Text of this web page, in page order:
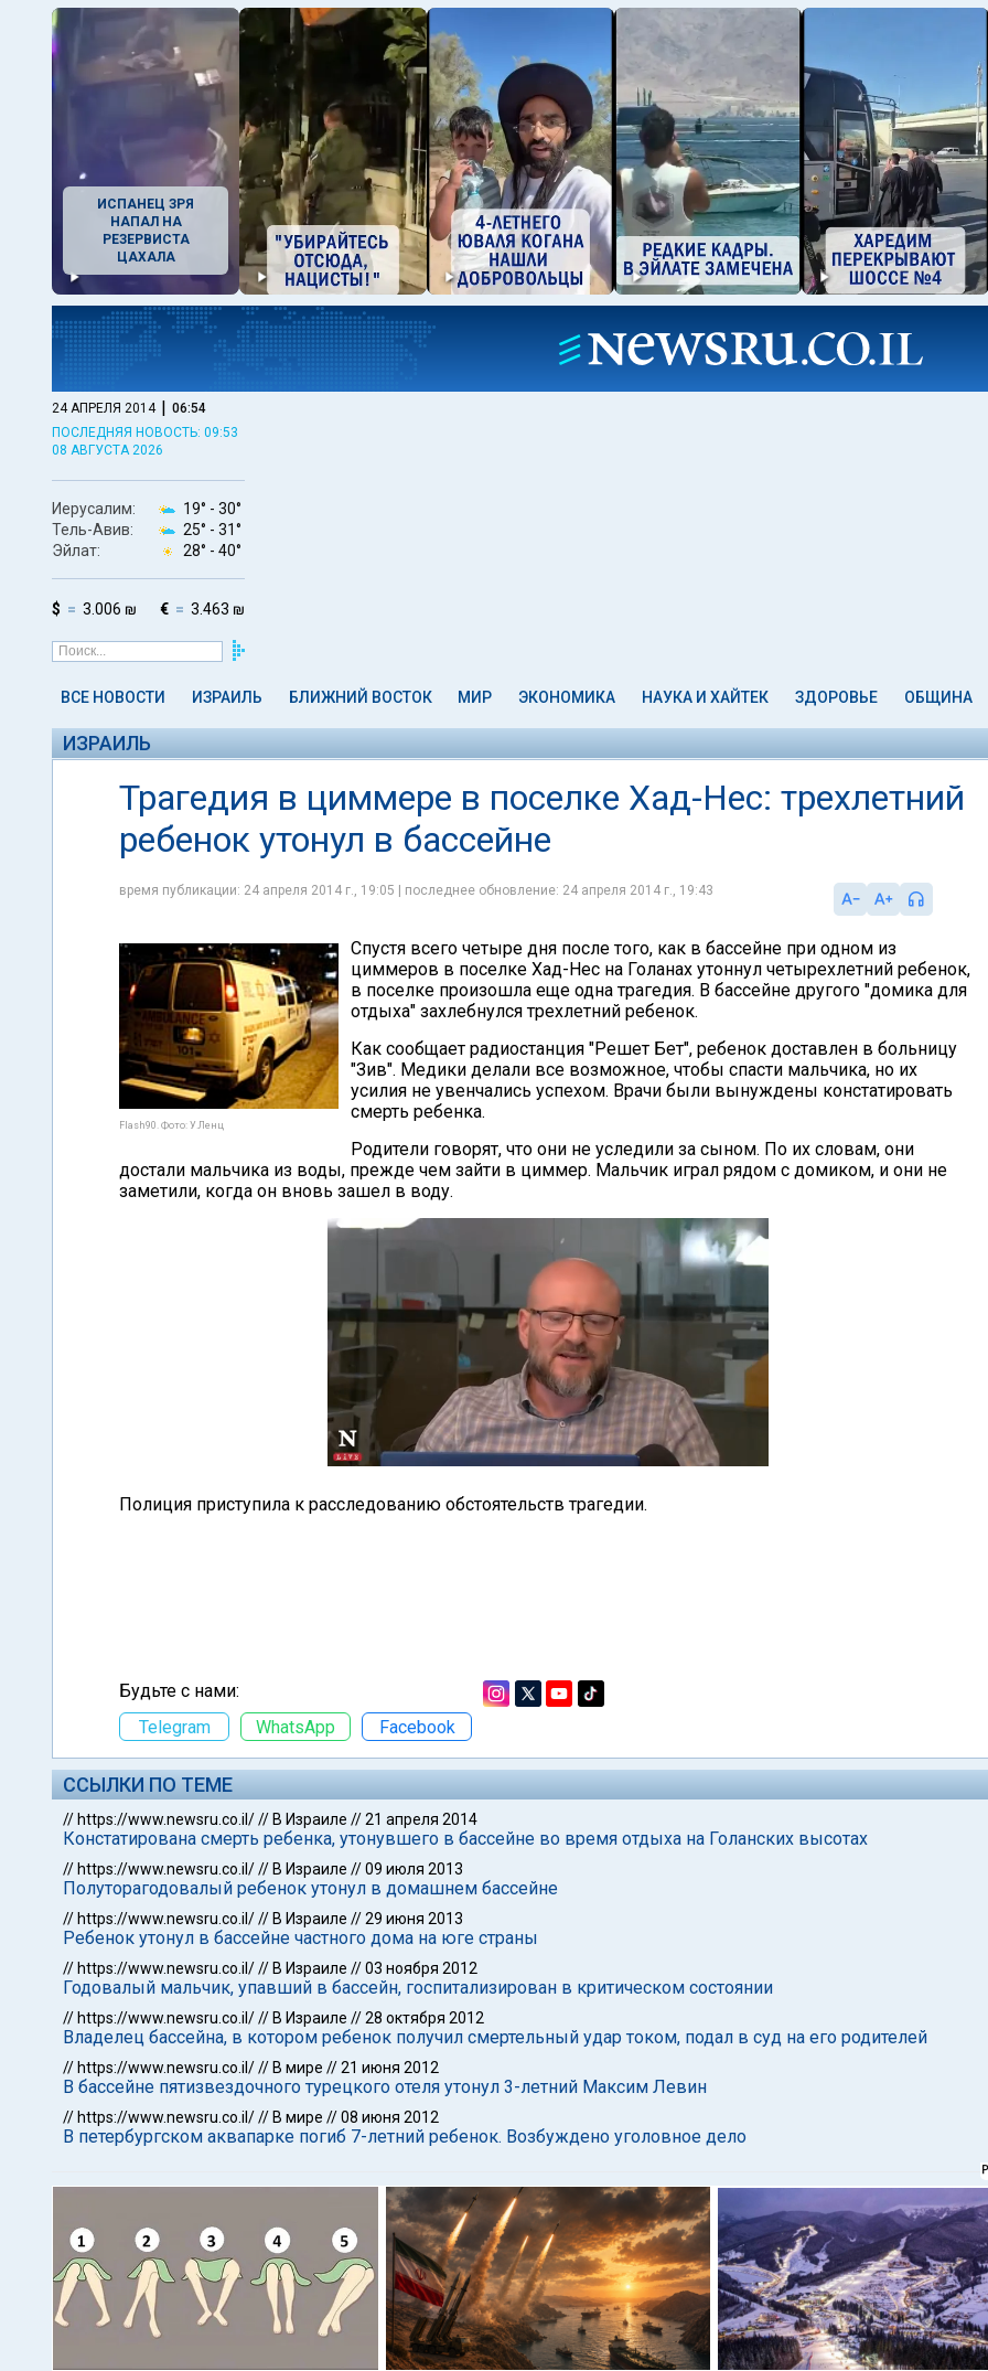
ИСПАНЕЦ ЗРЯ
НАПАЛ НА
РЕЗЕРВИСТА
ЦАХАЛА
24 АПРЕЛЯ 2014 | 06:54
ПОСЛЕДНЯЯ НОВОСТЬ: 09:53
08 АВГУСТА 2026
Иерусалим: 19° - 30°
Тель-Авив:
25° - 31°
Эйлат:
28° - 40°
$ 3.006 ₪ € 3.463 ₪
ВСЕ НОВОСТИ ИЗРАИЛЬ БЛИЖНИЙ ВОСТОК МИР ЭКОНОМИКА НАУКА И ХАЙТЕК ЗДОРОВЬЕ ОБЩИНА
ИЗРАИЛЬ
Трагедия в циммере в поселке Хад-Нес: трехлетний
ребенок утонул в бассейне
время публикации: 24 апреля 2014 г., 19:05 | последнее обновление: 24 апреля 2014 г., 19:43
Flash90. Фото: У.Ленц
Спустя всего четыре дня после того, как в бассейне при одном из
циммеров в поселке Хад-Нес на Голанах утоннул четырехлетний ребенок,
в поселке произошла еще одна трагедия. В бассейне другого "домика для
отдыха" захлебнулся трехлетний ребенок.
Как сообщает радиостанция "Решет Бет", ребенок доставлен в больницу
"Зив". Медики делали все возможное, чтобы спасти мальчика, но их
усилия не увенчались успехом. Врачи были вынуждены констатировать
смерть ребенка.
Родители говорят, что они не уследили за сыном. По их словам, они
достали мальчика из воды, прежде чем зайти в циммер. Мальчик играл рядом с домиком, и они не
заметили, когда он вновь зашел в воду.
Полиция приступила к расследованию обстоятельств трагедии.
Будьте с нами:
Telegram
WhatsApp Facebook
ССЫЛКИ ПО ТЕМЕ
// https://www.newsru.co.il/// В Израиле //21 апреля 2014
Констатирована смерть ребенка, утонувшего в бассейне во время отдыха на Голанских высотах
// https://www.newsru.co.il/// В Израиле //09 июля 2013
Полуторагодовалый ребенок утонул в домашнем бассейне
// https://www.newsru.co.il/// В Израиле //29 июня 2013
Ребенок утонул в бассейне частного дома на юге страны
// https://www.newsru.co.il/// В Израиле //03 ноября 2012
Годовалый мальчик, упавший в бассейн, госпитализирован в критическом состоянии
// https://www.newsru.co.il/// В Израиле //28 октября 2012
Владелец бассейна, в котором ребенок получил смертельный удар током, подал в суд на его родителей
// https://www.newsru.co.il/// В мире //21 июня 2012
В бассейне пятизвездочного турецкого отеля утонул 3-летний Максим Левин
// https://www.newsru.co.il/// В мире //08 июня 2012
В петербургском аквапарке погиб 7-летний ребенок. Возбуждено уголовное дело